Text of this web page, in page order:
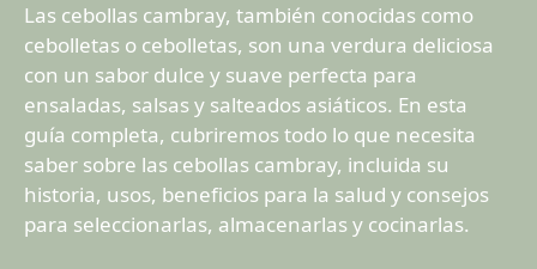
Las cebollas cambray, también conocidas como
cebolletas o cebolletas, son una verdura deliciosa
con un sabor dulce y suave perfecta para
ensaladas, salsas y salteados asiáticos. En esta
guía completa, cubriremos todo lo que necesita
saber sobre las cebollas cambray, incluida su
historia, usos, beneficios para la salud y consejos
para seleccionarlas, almacenarlas y cocinarlas.